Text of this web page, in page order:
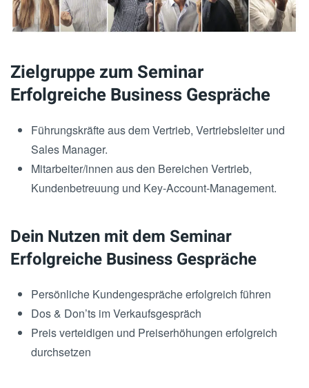
Zielgruppe zum Seminar
Erfolgreiche Business Gespräche
Führungskräfte aus dem Vertrieb, Vertriebsleiter und
Sales Manager.
Mitarbeiter/innen aus den Bereichen Vertrieb,
Kundenbetreuung und Key-Account-Management.
Dein Nutzen mit dem Seminar
Erfolgreiche Business Gespräche
Persönliche Kundengespräche erfolgreich führen
Dos & Don’ts im Verkaufsgespräch
Preis verteidigen und Preiserhöhungen erfolgreich
durchsetzen